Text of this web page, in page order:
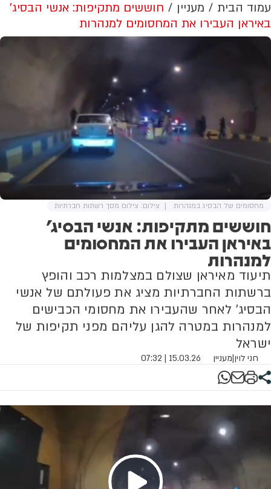
עמוד הבית מעניין
חוששים מתקיפות: אנשי הבסיג'
באיראן העבירו את המחסומים למנהרות
חוששים מתקיפות: אנשי הבסיג'
באיראן העבירו את המחסומים
למנהרות
תיעוד מאיראן שצולם במצלמות רכב והופץ
ברשתות החברתיות מציג את פעולתם של אנשי
הבסיג' לאחר שהעבירו את מחסומי הכבישים
למנהרות במטרה להגן עליהם מפני תקיפות של
ישראל
חני לוין|מעניין 15.03.26 | 07:32
מחסומים של הבסיג במנהרות צילום: צילום מסך רשתות חברתיות